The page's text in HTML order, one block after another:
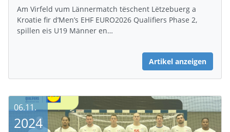
Am Virfeld vum Lännermatch tëschent Lëtzebuerg a
Kroatie fir d’Men’s EHF EURO2026 Qualifiers Phase 2,
spillen eis U19 Männer en…
Artikel anzeigen
06.11.
2024